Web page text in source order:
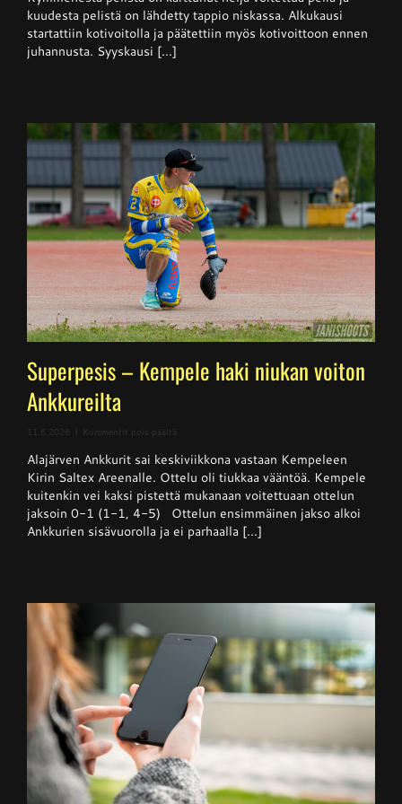
kuudesta pelistä on lähdetty tappio niskassa. Alkukausi
startattiin kotivoitolla ja päätettiin myös kotivoittoon ennen
juhannusta. Syyskausi [...]
Superpesis – Kempele haki niukan voiton
Ankkureilta
11.6.2026 Kommentit pois päältä
–
Kempele
haki
niukan
voiton
Ankkureilta
Alajärven Ankkurit sai keskiviikkona vastaan Kempeleen
Kirin Saltex Areenalle. Ottelu oli tiukkaa vääntöä. Kempele
kuitenkin vei kaksi pistettä mukanaan voitettuaan ottelun
jaksoin 0-1 (1-1, 4-5) Ottelun ensimmäinen jakso alkoi
Ankkurien sisävuorolla ja ei parhaalla [...]